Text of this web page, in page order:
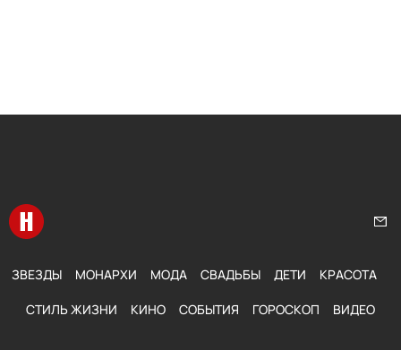
Перейти на главную
ЗВЕЗДЫ МОНАРХИ МОДА СВАДЬБЫ ДЕТИ КРАСОТА
СТИЛЬ ЖИЗНИ КИНО СОБЫТИЯ ГОРОСКОП ВИДЕО